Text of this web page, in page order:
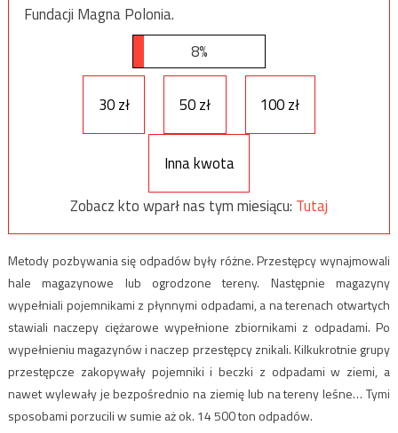
Fundacji Magna Polonia.
8%
30 zł 50 zł 100 zł
Inna kwota
Zobacz kto wparł nas tym miesiącu: Tutaj
Metody pozbywania się odpadów były różne. Przestępcy wynajmowali
hale magazynowe lub ogrodzone tereny. Następnie magazyny
wypełniali pojemnikami z płynnymi odpadami, a na terenach otwartych
stawiali naczepy ciężarowe wypełnione zbiornikami z odpadami. Po
wypełnieniu magazynów i naczep przestępcy znikali. Kilkukrotnie grupy
przestępcze zakopywały pojemniki i beczki z odpadami w ziemi, a
nawet wylewały je bezpośrednio na ziemię lub na tereny leśne… Tymi
sposobami porzucili w sumie aż ok. 14 500 ton odpadów.